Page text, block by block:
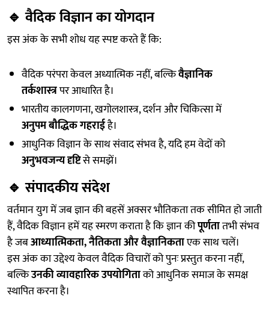
🔹वैदिक विज्ञान का योगदान
इस अंक के सभी शोध यह स्पष्ट करते हैं कि:
वैदिक परंपरा केवल अध्यात्मिक नहीं, बल्किवैज्ञानिक
तर्कशास्त्रपर आधारित है।
भारतीय कालगणना, खगोलशास्त्र, दर्शन और चिकित्सा में
अनुपम बौद्धिक गहराईहै।
आधुनिक विज्ञान के साथ संवाद संभव है, यदि हम वेदों को
अनुभवजन्य दृष्टिसे समझें।
🔹संपादकीय संदेश
वर्तमान युग में जब ज्ञान की बहसें अक्सर भौतिकता तक सीमित हो जाती
हैं, वैदिक विज्ञान हमें यह स्मरण कराता है कि ज्ञान कीपूर्णतातभी संभव
है जबआध्यात्मिकता, नैतिकता और वैज्ञानिकताएक साथ चलें।
इस अंक का उद्देश्य केवल वैदिक विचारों को पुनः प्रस्तुत करना नहीं,
बल्किउनकी व्यावहारिक उपयोगिताको आधुनिक समाज के समक्ष
स्थापित करना है।